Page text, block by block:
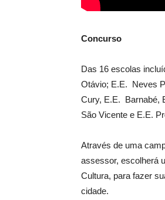
Concurso
Das 16 escolas
Otávio; E.E. Neves
Cury, E.E. Barnabé,
São Vicente e E.E.
Através de uma
assessor, escolherá
Cultura, para fazer
cidade.